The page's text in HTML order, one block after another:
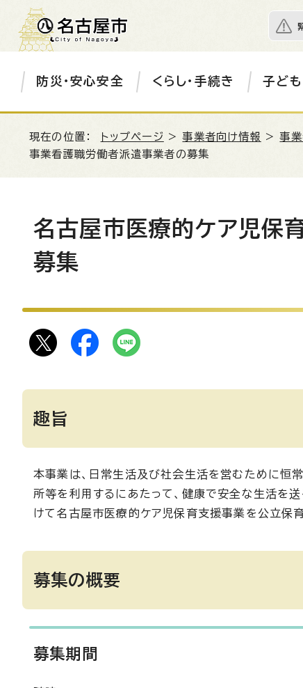
防災・安心安全 くらし・手続き 子ども
現在の位置： トップページ >事業者向け情報 >事
事業看護職労働者派遣事業者の募集
名古屋市医療的ケア児保
募集
趣旨
本事業は、日常生活及び社会生活を営むために恒
所等を利用するにあたって、健康で安全な生活を
けて名古屋市医療的ケア児保育支援事業を公立保
募集の概要
募集期間